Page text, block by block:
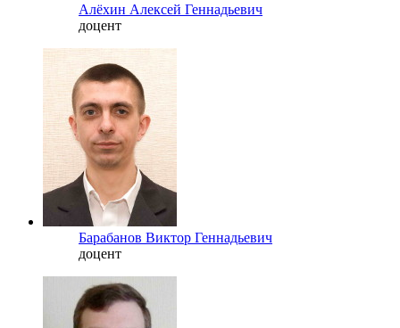
Алёхин Алексей Геннадьевич
доцент
Барабанов Виктор Геннадьевич
доцент